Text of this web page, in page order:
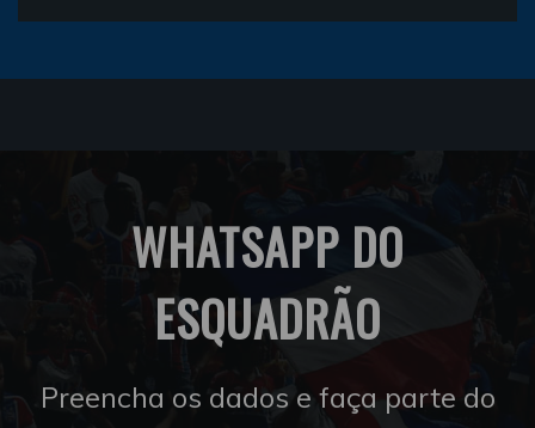
WHATSAPP DO
ESQUADRÃO
Preencha os dados e faça parte do